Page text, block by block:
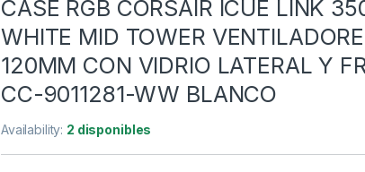
CASE RGB CORSAIR ICUE LINK
WHITE MID TOWER
120MM CON VIDRIO LATERAL Y
CC-9011281-WW BLANCO
Availability: 2 disponibles